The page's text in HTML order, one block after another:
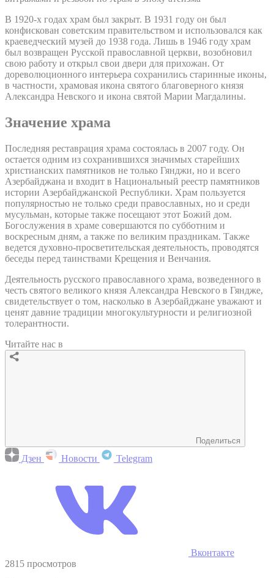
В 1920-х годах храм был закрыт. В 1931 году он был
конфискован советским правительством и использовался как
краеведческий музей до 1938 года. Лишь в 1946 году храм
был возвращен Русской православной церкви, возобновил
свою работу и открыл свои двери для прихожан. От
дореволюционного интерьера сохранились старинные иконы,
в частности, храмовая икона святого благоверного князя
Александра Невского и икона святой Марии Магдалины.
Значение храма
Последняя реставрация храма состоялась в 2007 году. Он
остается одним из сохранившихся значимых старейших
христианских памятников не только Гянджи, но и всего
Азербайджана и входит в Национальный реестр памятников
истории Азербайджанской Республики. Храм пользуется
популярностью не только среди православных, но и среди
мусульман, которые также посещают этот Божий дом.
Богослужения в храме совершаются по субботним и
воскресным дням, а также по великим праздникам. Также
ведется духовно-просветительская деятельность, проводятся
беседы перед таинствами Крещения и Венчания.
Деятельность русского православного храма, возведенного в
честь святого великого князя Александра Невского в Гяндже,
свидетельствует о том, насколько в Азербайджане уважают и
ценят давние традиции многокультурности и религиозной
толерантности.
Читайте нас в
Поделиться
Дзен Новости Telegram
Вконтакте
2815 просмотров